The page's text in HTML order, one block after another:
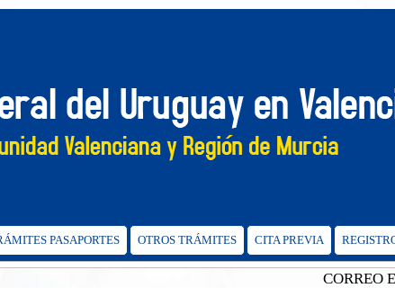
PASAPORTES OTROS TRÁMITES CITA PREVIA
CORREO